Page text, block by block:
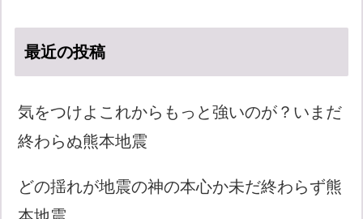
最近の投稿
気をつけよこれからもっと強いのが？いまだ
終わらぬ熊本地震
どの揺れが地震の神の本心か未だ終わらず熊